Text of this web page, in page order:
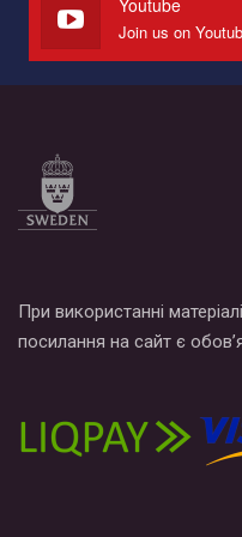
Все, что вам нужно
по этой ссылке и
Join us on
При використанні
посилання на сайт є